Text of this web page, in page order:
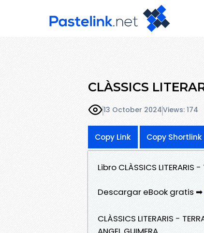
CLÀSSICS
13 October 2024Views: 174
Copy Link Copy Shortlink
Libro CLÀSSICS LITERARIS
Descargar eBook gratis ➡
CLÀSSICS LITERARIS -